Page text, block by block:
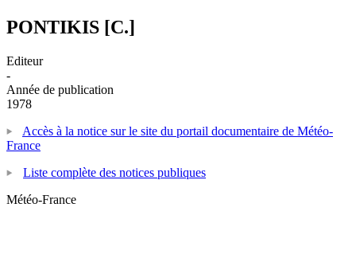
PONTIKIS [C.]
Editeur
-
Année de publication
1978
Accès à la notice sur le site du portail documentaire de Météo-
France
Liste complète des notices publiques
Météo-France